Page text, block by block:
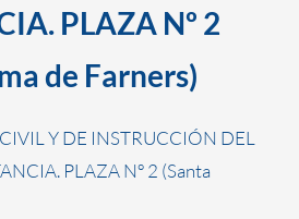
PLAZA Nº 2
de Farners)
Y DE INSTRUCCIÓN DEL
PLAZA Nº 2 (Santa